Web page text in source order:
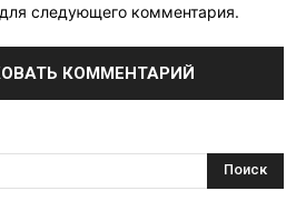
следующего комментария.